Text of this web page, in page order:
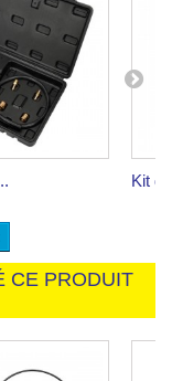
Kit
CE PRODUIT